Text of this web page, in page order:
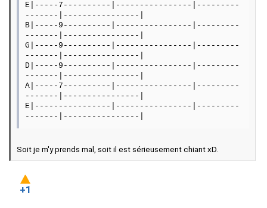
E|-----7----------|----------------|---------
-------|----------------|
B|-----9----------|----------------|---------
-------|----------------|
G|-----9----------|----------------|---------
-------|----------------|
D|-----9----------|----------------|---------
-------|----------------|
A|-----7----------|----------------|---------
-------|----------------|
E|----------------|----------------|---------
-------|----------------|
Soit je m'y prends mal, soit il est sérieusement chiant xD.
+1